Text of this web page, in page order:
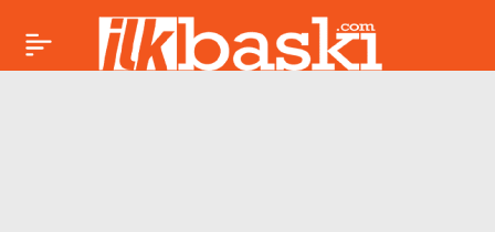
Yaşamak mı, Ölmek